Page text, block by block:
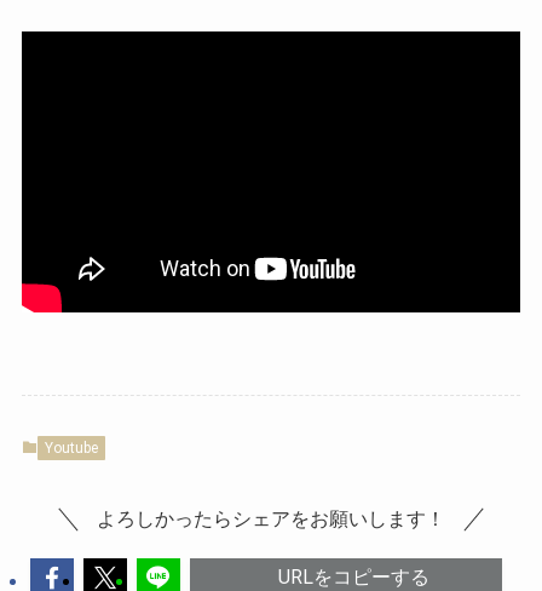
Youtube
よろしかったらシェアをお願いします！
URLをコピーする